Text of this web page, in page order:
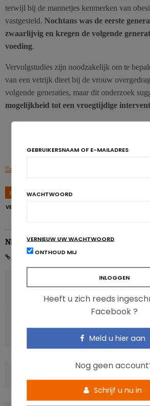
terwijl bij de mannetjes kenmerken van
vastgesteld. Nochtans was de eerste
zwaarlijvig en kregen de volgende
voeding.
Vervolgstudies zijn noodzakelijk om te
van een vetrijk dieet bij de vrouw
volgende generaties, maar dit onderzoek
mogelijkheid tot een vroegtijdige
Sarker G. et al., Translational Psychiatry, 2018; 8 (1).
TAGS FAMILIALE VOORGESCHIEDENIS
VERSLAVING
Nicolas Rousseau
VORIG ARTIKEL
Gewicht verliezen: moeten we ons
Het effect van immigratie op de
GEBRUIKERSNAAM OF E-MAILADRES
WACHTWOORD
VERNIEUW UW WACHTWOORD
ONTHOUD MIJ
Heeft u zich reeds
Facebook ?
Meld u hier aan
Nog geen
Schrijf u nu in